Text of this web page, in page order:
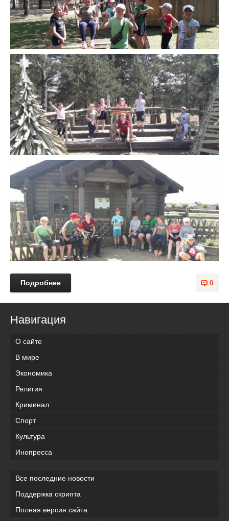
0
Подробнее
Навигация
О сайте
В мире
Экономика
Религия
Криминал
Спорт
Культура
Инопресса
Все последние новости
Поддержка скрипта
Полная версия сайта